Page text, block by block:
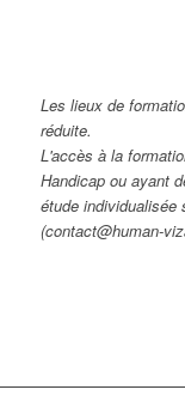
Les lieux de
réduite.
L'accès à la
Handicap ou ayant
étude individualisée
(contact@human-